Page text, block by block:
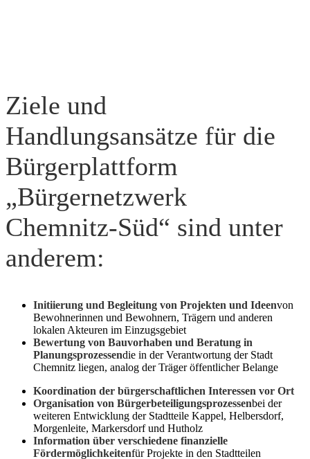
Ziele und
Handlungsansätze für die
Bürgerplattform
„Bürgernetzwerk
Chemnitz-Süd“ sind unter
anderem:
Initiierung und Begleitung von Projekten und Ideenvon
Bewohnerinnen und Bewohnern, Trägern und anderen
lokalen Akteuren im Einzugsgebiet
Bewertung von Bauvorhaben und Beratung in
Planungsprozessendie in der Verantwortung der Stadt
Chemnitz liegen, analog der Träger öffentlicher Belange
Koordination der bürgerschaftlichen Interessen vor Ort
Organisation von Bürgerbeteiligungsprozessenbei der
weiteren Entwicklung der Stadtteile Kappel, Helbersdorf,
Morgenleite, Markersdorf und Hutholz
Information über verschiedene finanzielle
Fördermöglichkeitenfür Projekte in den Stadtteilen